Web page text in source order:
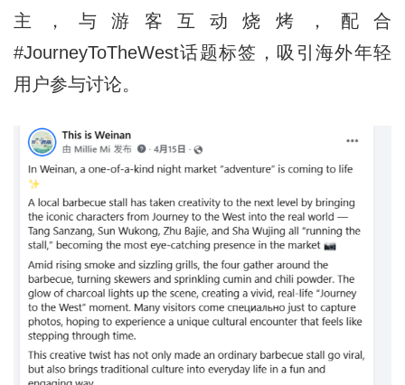
主，与游客互动烧烤，配合
#JourneyToTheWest话题标签，吸引海外年轻
用户参与讨论。